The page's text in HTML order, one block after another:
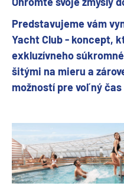
Predstavujeme vám
Yacht Club - koncept,
exkluzívneho
šitými na mieru a
možností pre voľný čas